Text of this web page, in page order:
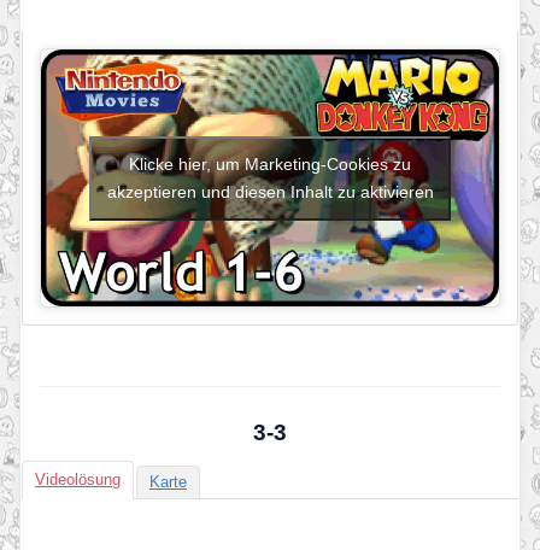
Klicke hier, um Marketing-Cookies zu
akzeptieren und diesen Inhalt zu aktivieren
3-3
Videolösung Karte